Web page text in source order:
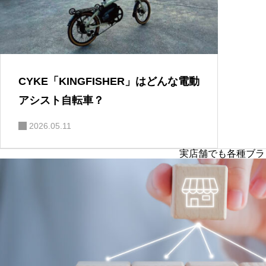
CYKE「KINGFISHER」はどんな電動
アシスト自転車？
2026.05.11
実店舗でも各種ブ